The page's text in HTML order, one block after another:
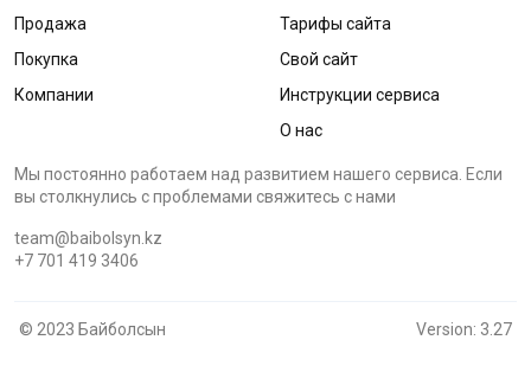
Продажа
Покупка
Компании
Тарифы сайта
Свой сайт
Инструкции сервиса
О нас
Мы постоянно работаем над развитием нашего сервиса. Если
вы столкнулись с проблемами cвяжитесь с нами
team@baibolsyn.kz
+7 701 419 3406
© 2023 Байболсын Version: 3.27